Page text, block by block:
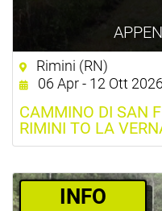
Rimini (RN)
06 Apr - 12 Ott 2026
CAMMINO DI SAN
RIMINI TO LA
­INFO